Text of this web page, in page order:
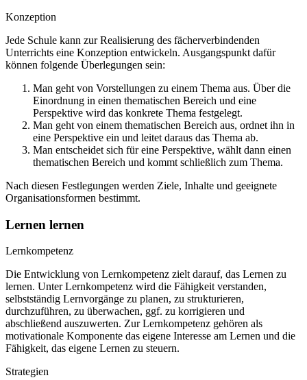
Konzeption
Jede Schule kann zur Realisierung des fächerverbindenden
Unterrichts eine Konzeption entwickeln. Ausgangspunkt dafür
können folgende Überlegungen sein:
Man geht von Vorstellungen zu einem Thema aus. Über die
Einordnung in einen thematischen Bereich und eine
Perspektive wird das konkrete Thema festgelegt.
Man geht von einem thematischen Bereich aus, ordnet ihn in
eine Perspektive ein und leitet daraus das Thema ab.
Man entscheidet sich für eine Perspektive, wählt dann einen
thematischen Bereich und kommt schließlich zum Thema.
Nach diesen Festlegungen werden Ziele, Inhalte und geeignete
Organisationsformen bestimmt.
Lernen lernen
Lernkompetenz
Die Entwicklung von Lernkompetenz zielt darauf, das Lernen zu
lernen. Unter Lernkompetenz wird die Fähigkeit verstanden,
selbstständig Lernvorgänge zu planen, zu strukturieren,
durchzuführen, zu überwachen, ggf. zu korrigieren und
abschließend auszuwerten. Zur Lernkompetenz gehören als
motivationale Komponente das eigene Interesse am Lernen und die
Fähigkeit, das eigene Lernen zu steuern.
Strategien